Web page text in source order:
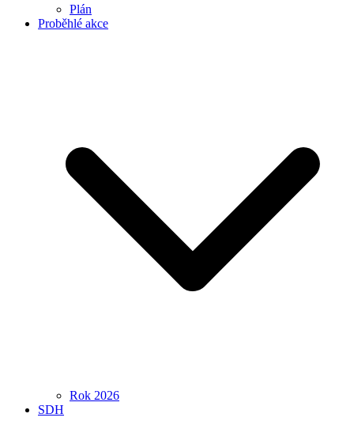
Plán
Proběhlé akce
Rok 2026
SDH